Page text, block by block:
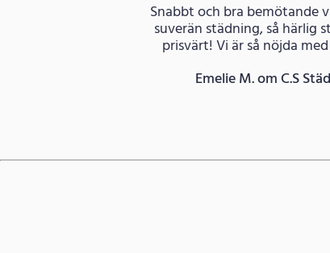
Snabbt och bra bemötande
suverän städning, så härlig
prisvärt! Vi är så nöjda
Emelie M. om C.S